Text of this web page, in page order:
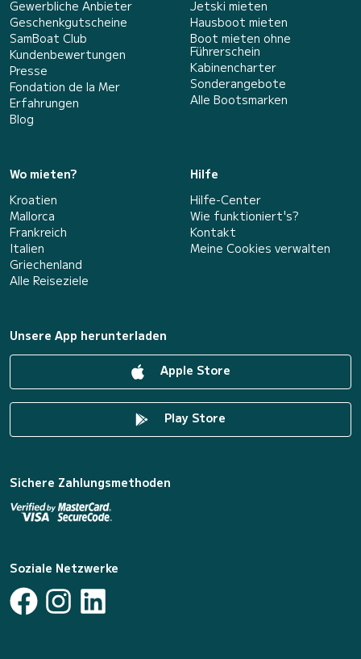
Gewerbliche Anbieter
Geschenkgutscheine
SamBoat Club
Kundenbewertungen
Presse
Fondation de la Mer
Erfahrungen
Blog
Jetski mieten
Hausboot mieten
Boot mieten ohne
Führerschein
Kabinencharter
Sonderangebote
Alle Bootsmarken
Wo mieten?
Kroatien
Mallorca
Frankreich
Italien
Griechenland
Alle Reiseziele
Hilfe
Hilfe-Center
Wie funktioniert's?
Kontakt
Meine Cookies verwalten
Unsere App herunterladen
Apple Store
Play Store
Sichere Zahlungsmethoden
Soziale Netzwerke